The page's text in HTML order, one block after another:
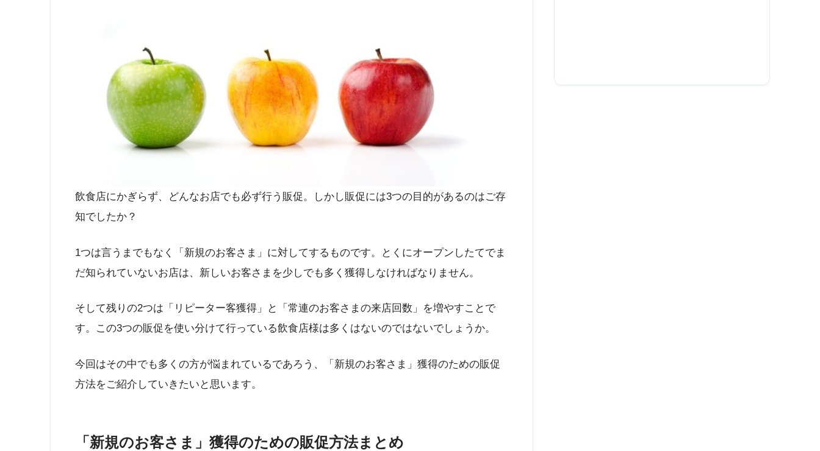
飲食店にかぎらず、どんなお店でも必ず行う販促。しかし販促には3つの目的があるのはご存
知でしたか？
1つは言うまでもなく「新規のお客さま」に対してするものです。とくにオープンしたてでま
だ知られていないお店は、新しいお客さまを少しでも多く獲得しなければなりません。
そして残りの2つは「リピーター客獲得」と「常連のお客さまの来店回数」を増やすことで
す。この3つの販促を使い分けて行っている飲食店様は多くはないのではないでしょうか。
今回はその中でも多くの方が悩まれているであろう、「新規のお客さま」獲得のための販促
方法をご紹介していきたいと思います。
「新規のお客さま」獲得のための販促方法まとめ